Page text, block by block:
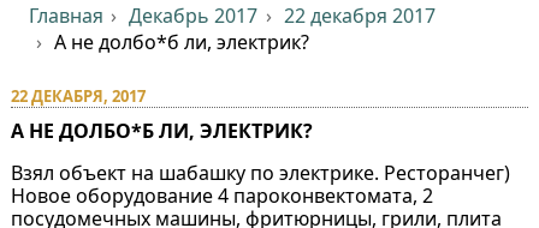
Главная Декабрь 2017
22 декабря 2017
А не долбо*б ли, электрик?
22 ДЕКАБРЯ, 2017
А НЕ ДОЛБО*Б ЛИ, ЭЛЕКТРИК?
Взял объект на шабашку по электрике. Ресторанчег)
Новое оборудование 4 пароконвектомата, 2
посудомечных машины, фритюрницы, грили, плита